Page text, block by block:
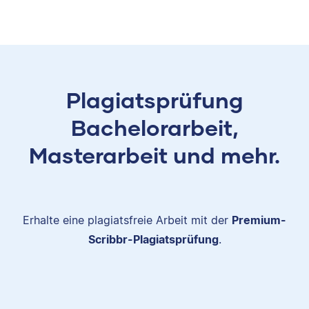
Plagiatsprüfung
Bachelorarbeit,
Masterarbeit und mehr.
Erhalte eine plagiatsfreie Arbeit mit der Premium-
Scribbr-Plagiatsprüfung.